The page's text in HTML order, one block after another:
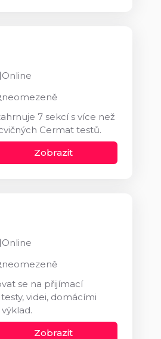
Online
neomezeně
7 sekcí s více než
Cermat testů.
Zobrazit
Online
neomezeně
se na přijímací
videi, domácími
Zobrazit